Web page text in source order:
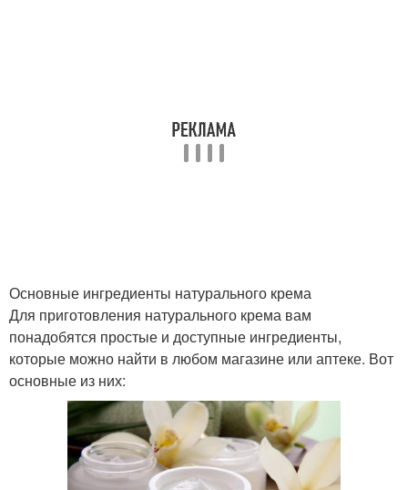
Основные ингредиенты натурального крема
Для приготовления натурального крема вам
понадобятся простые и доступные ингредиенты,
которые можно найти в любом магазине или аптеке. Вот
основные из них: